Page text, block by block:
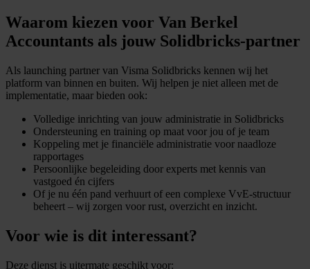
Waarom kiezen voor Van Berkel
Accountants als jouw Solidbricks-partner
Als launching partner van Visma Solidbricks kennen wij het
platform van binnen en buiten. Wij helpen je niet alleen met de
implementatie, maar bieden ook:
Volledige inrichting van jouw administratie in Solidbricks
Ondersteuning en training op maat voor jou of je team
Koppeling met je financiële administratie voor naadloze
rapportages
Persoonlijke begeleiding door experts met kennis van
vastgoed én cijfers
Of je nu één pand verhuurt of een complexe VvE-structuur
beheert – wij zorgen voor rust, overzicht en inzicht.
Voor wie is dit interessant?
Deze dienst is uitermate geschikt voor: